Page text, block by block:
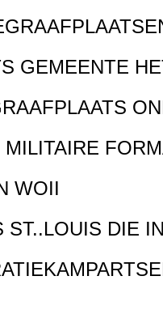
GEMEENTE
MILITAIRE
WOII
DIE